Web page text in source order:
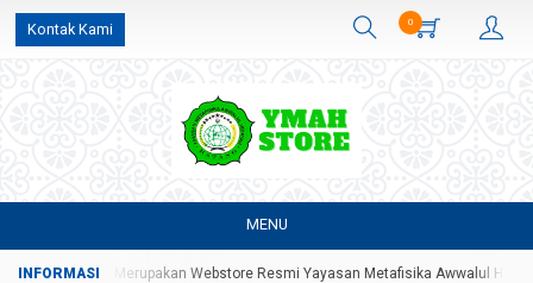
Kontak Kami 0
MENU
Store Yang Merupakan Webstore Resmi Yayasan Metafisika Awwalul